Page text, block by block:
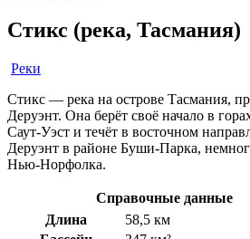
Стикс (река, Тасмания)
Реки
Стикс — река на острове Тасмания,
Деруэнт. Она берёт своё начало в
Саут-Уэст и течёт в восточном
Деруэнт в районе Буши-Парка,
Нью-Норфолка.
Справочные данные
Длина
58,5 км